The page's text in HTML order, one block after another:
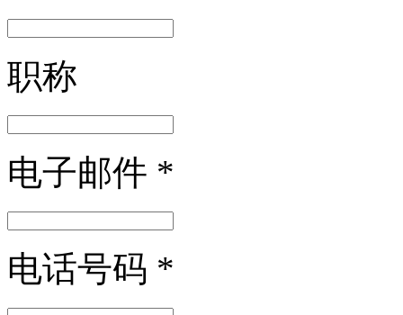
职称
电子邮件 *
电话号码 *